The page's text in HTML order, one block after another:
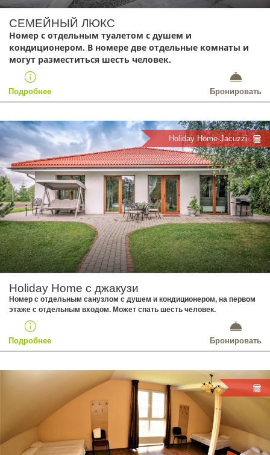
СЕМЕЙНЫЙ ЛЮКС
Номер с отдельным туалетом с душем и
кондиционером. В номере две отдельные комнаты и
могут разместиться шесть человек.
Подробнее Бронировать
Holiday Home-Jacuzzi
Holiday Home с джакузи
Номер с отдельным санузлом с душем и кондиционером, на первом
этаже с отдельным входом. Может спать шесть человек.
Подробнее Бронировать